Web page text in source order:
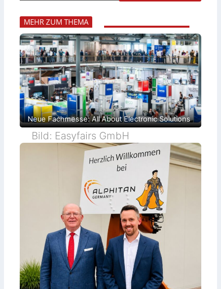
MEHR ZUM THEMA
Neue Fachmesse: All About Electronic Solutions
Bild: Easyfairs GmbH